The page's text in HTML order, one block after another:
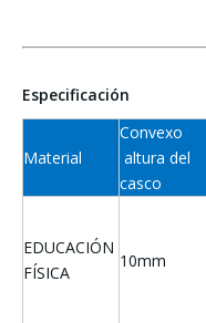
Especificación
Material
Convexo
altura del
casco
EDUCACIÓN
FÍSICA
10mm